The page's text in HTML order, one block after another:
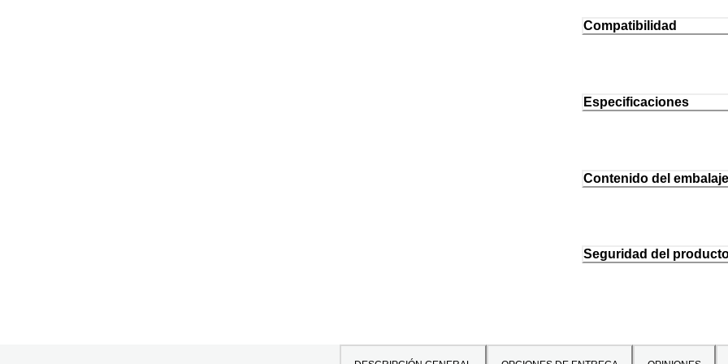
Compatibilidad
Especificaciones
Contenido del embalaje
Seguridad del